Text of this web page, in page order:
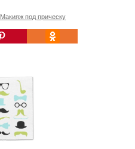
Макияж под прическу